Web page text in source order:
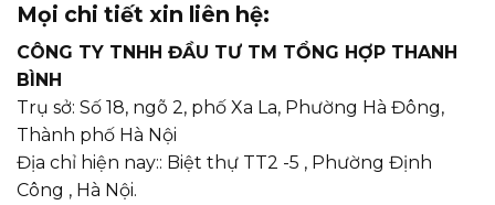
Mọi chi tiết xin liên hệ:
CÔNG TY TNHH ĐẦU TƯ TM TỔNG HỢP THANH
BÌNH
Trụ sở: Số 18, ngõ 2, phố Xa La, Phường Hà Đông,
Thành phố Hà Nội
Địa chỉ hiện nay:: Biệt thự TT2 -5 , Phường Định
Công , Hà Nội.